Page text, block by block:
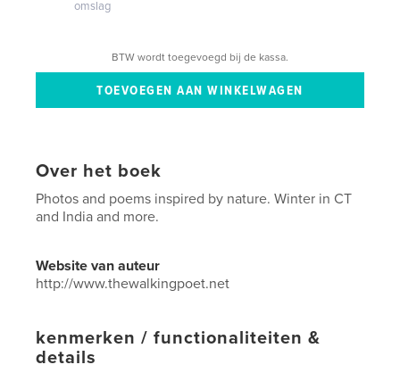
omslag
BTW wordt toegevoegd bij de kassa.
Over het boek
Photos and poems inspired by nature. Winter in CT
and India and more.
Website van auteur
http://www.thewalkingpoet.net
kenmerken / functionaliteiten &
details